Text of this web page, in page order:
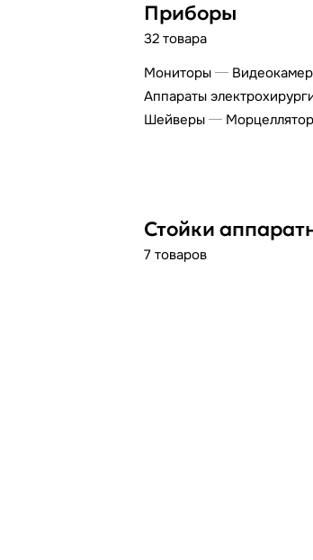
Приборы
32 товара
Мониторы
Аппараты
Шейверы
Морцеллятор
Стойки
7 товаров